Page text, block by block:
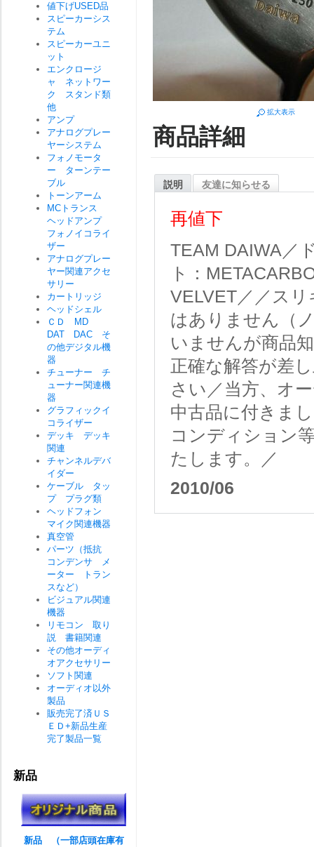
拡大表示
商品詳細
説明 友達に知らせる
再値下
TEAM DAIWA／
ト：
VELVET／／ス
はありません（
いませんが商品
正確な解答が差
さい／当方、オ
中古品に付きま
コンディション
たします。／
2010/06
値下げUSED品
スピーカーシス
テム
スピーカーユニ
ット
エンクロージ
ャ ネットワー
ク スタンド類
他
アンプ
アナログプレー
ヤーシステム
フォノモータ
ー ターンテー
ブル
トーンアーム
MCトランス
ヘッドアンプ
フォノイコライ
ザー
アナログプレー
ヤー関連アクセ
サリー
カートリッジ
ヘッドシェル
ＣＤ MD
DAT DAC そ
の他デジタル機
器
チューナー チ
ューナー関連機
器
グラフィックイ
コライザー
デッキ デッキ
関連
チャンネルデバ
イダー
ケーブル タッ
プ プラグ類
ヘッドフォン
マイク関連機器
真空管
パーツ（抵抗
コンデンサ メ
ーター トラン
スなど）
ビジュアル関連
機器
リモコン 取り
説 書籍関連
その他オーディ
オアクセサリー
ソフト関連
オーディオ以外
製品
販売完了済ＵＳ
ＥＤ+新品生産
完了製品一覧
新品
新品 （一部店頭在庫有